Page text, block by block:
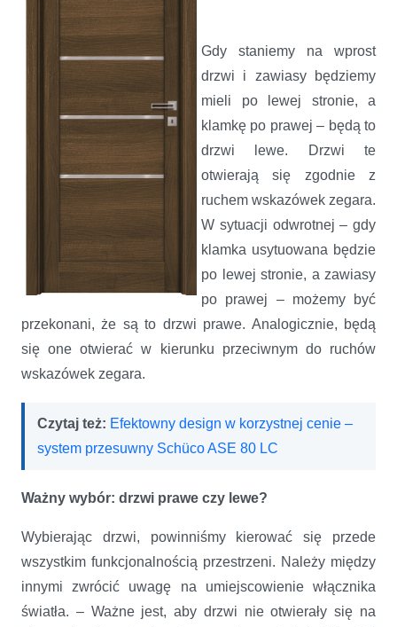
Drzwi prawe czy lewe?
Gdy staniemy na wprost
drzwi i zawiasy będziemy
mieli po lewej stronie, a
klamkę po prawej – będą to
drzwi lewe. Drzwi te
otwierają się zgodnie z
ruchem wskazówek zegara.
W sytuacji odwrotnej – gdy
klamka usytuowana będzie
po lewej stronie, a zawiasy
po prawej – możemy być
przekonani, że są to drzwi prawe. Analogicznie, będą
się one otwierać w kierunku przeciwnym do ruchów
wskazówek zegara.
Czytaj też: Efektowny design w korzystnej cenie –
system przesuwny Schüco ASE 80 LC
Ważny wybór: drzwi prawe czy lewe?
Wybierając drzwi, powinniśmy kierować się przede
wszystkim funkcjonalnością przestrzeni. Należy między
innymi zwrócić uwagę na umiejscowienie włącznika
światła. – Ważne jest, aby drzwi nie otwierały się na